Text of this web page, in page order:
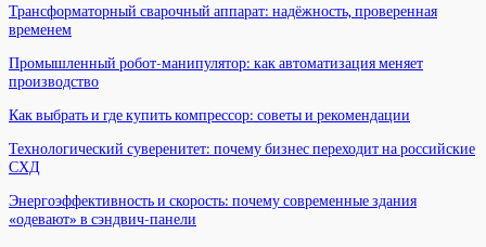
Трансформаторный сварочный аппарат: надёжность, проверенная
временем
Промышленный робот-манипулятор: как автоматизация меняет
производство
Как выбрать и где купить компрессор: советы и рекомендации
Технологический суверенитет: почему бизнес переходит на российские
СХД
Энергоэффективность и скорость: почему современные здания
«одевают» в сэндвич-панели